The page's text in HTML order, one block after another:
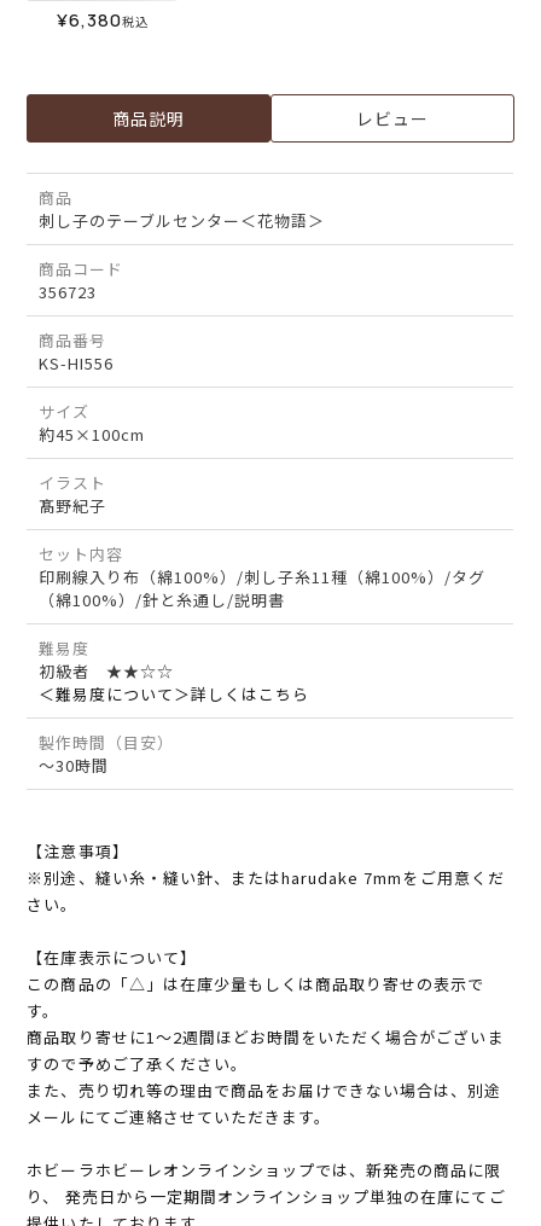
¥6,380税込
商品説明 レビュー
商品
刺し子のテーブルセンター＜花物語＞
商品コード
356723
商品番号
KS-HI556
サイズ
約45×100cm
イラスト
髙野紀子
セット内容
印刷線入り布（綿100%）/刺し子糸11種（綿100%）/タグ
（綿100%）/針と糸通し/説明書
難易度
初級者 ★★☆☆
＜難易度について＞詳しくはこちら
製作時間（目安）
～30時間
【注意事項】
※別途、縫い糸・縫い針、またはharudake 7mmをご用意くだ
さい。
【在庫表示について】
この商品の「△」は在庫少量もしくは商品取り寄せの表示で
す。
商品取り寄せに1～2週間ほどお時間をいただく場合がございま
すので予めご了承ください。
また、売り切れ等の理由で商品をお届けできない場合は、別途
メールにてご連絡させていただきます。
ホビーラホビーレオンラインショップでは、新発売の商品に限
り、 発売日から一定期間オンラインショップ単独の在庫にてご